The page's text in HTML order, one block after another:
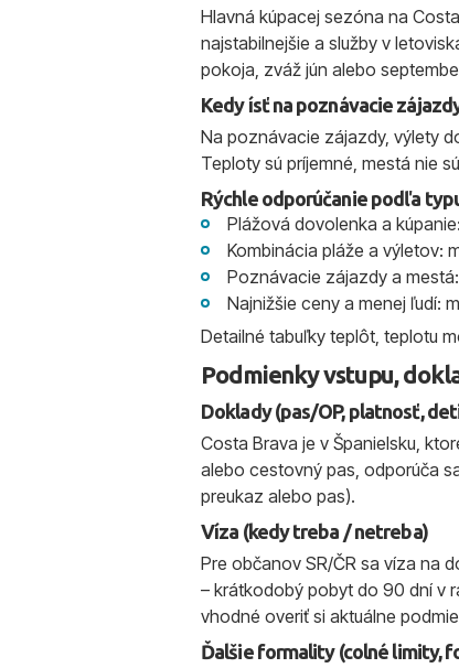
Hlavná kúpacej sezóna na
najstabilnejšie a služby v
pokoja, zváž jún alebo
Kedy ísť na poznávacie
Na poznávacie zájazdy, výlety
Teploty sú príjemné, mestá nie
Rýchle odporúčanie podľa
Plážová dovolenka a
Kombinácia pláže a výletov:
Poznávacie zájazdy a
Najnižšie ceny a menej ľudí:
Detailné tabuľky teplôt, teplotu
Podmienky vstupu,
Doklady (pas/OP, platnosť,
Costa Brava je v Španielsku,
alebo cestovný pas, odporúča
preukaz alebo pas).
Víza (kedy treba / netreba)
Pre občanov SR/ČR sa víza na
– krátkodobý pobyt do 90 dní v
vhodné overiť si aktuálne
Ďalšie formality (colné limity,